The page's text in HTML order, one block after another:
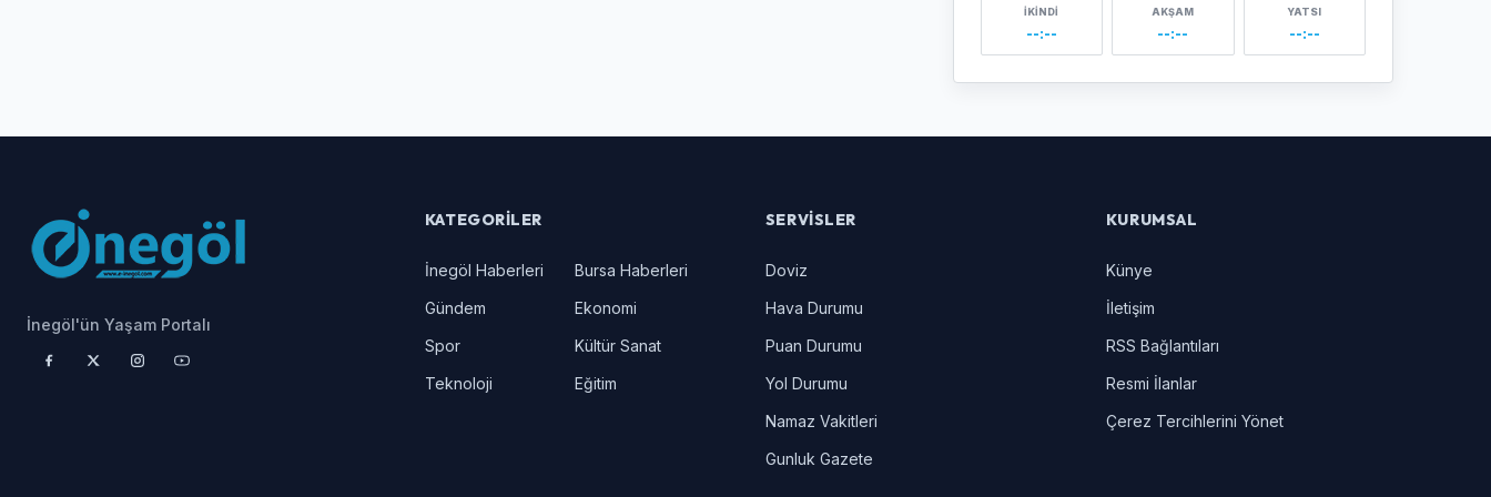
İKINDI
--:--
AKŞAM
--:--
YATSI
--:--
İnegöl'ün Yaşam Portalı
KATEGORILER
İnegöl Haberleri
Bursa Haberleri
Gündem
Ekonomi
Spor
Kültür Sanat
Teknoloji
Eğitim
SERVISLER
Doviz
Hava Durumu
Puan Durumu
Yol Durumu
Namaz Vakitleri
Gunluk Gazete
KURUMSAL
Künye
İletişim
RSS Bağlantıları
Resmi İlanlar
Çerez Tercihlerini Yönet